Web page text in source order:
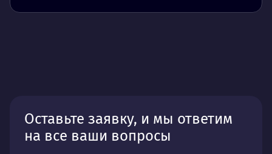
Оставьте заявку, и мы ответим
на все ваши вопросы